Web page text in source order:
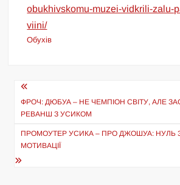
obukhivskomu-muzei-vidkrili-zalu-
viini/
Обухів
Навігація
записів
ФРОЧ: ДЮБУА – НЕ ЧЕМПІОН СВІТУ, АЛЕ
РЕВАНШ З УСИКОМ
ПРОМОУТЕР УСИКА – ПРО ДЖОШУА: НУЛЬ
МОТИВАЦІЇ